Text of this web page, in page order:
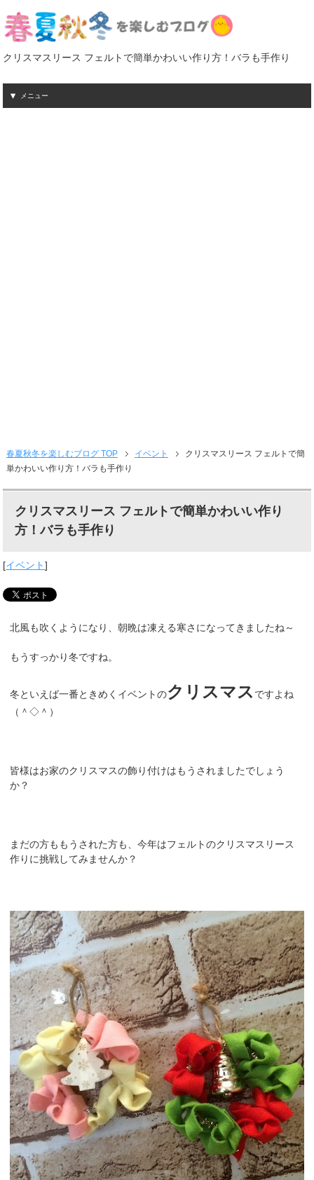
クリスマスリース フェルトで簡単かわいい作り方！バラも手作り
メニュー
春夏秋冬を楽しむブログ TOP イベント
クリスマスリース フェルトで簡
単かわいい作り方！バラも手作り
クリスマスリース フェルトで簡単かわいい作り
方！バラも手作り
[イベント]
北風も吹くようになり、朝晩は凍える寒さになってきましたね～
もうすっかり冬ですね。
冬といえば一番ときめくイベントのクリスマス ですよね
（＾◇＾）
皆様はお家のクリスマスの飾り付けはもうされましたでしょう
か？
まだの方ももうされた方も、今年はフェルトのクリスマスリース
作りに挑戦してみませんか？